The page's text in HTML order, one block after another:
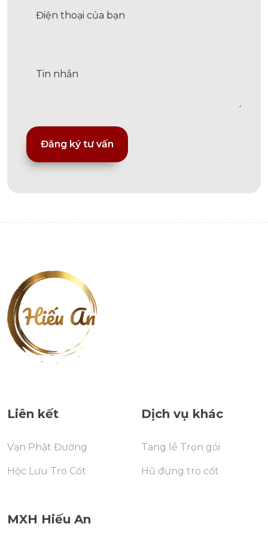
Liên kết
Vạn Phật Đường
Hộc Lưu Tro Cốt
Dịch vụ khác
Tang lễ Trọn gói
Hũ đựng tro cốt
MXH Hiếu An